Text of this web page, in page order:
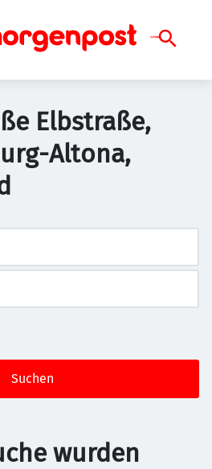
Elbstraße,
Altona,
Suchen
wurden